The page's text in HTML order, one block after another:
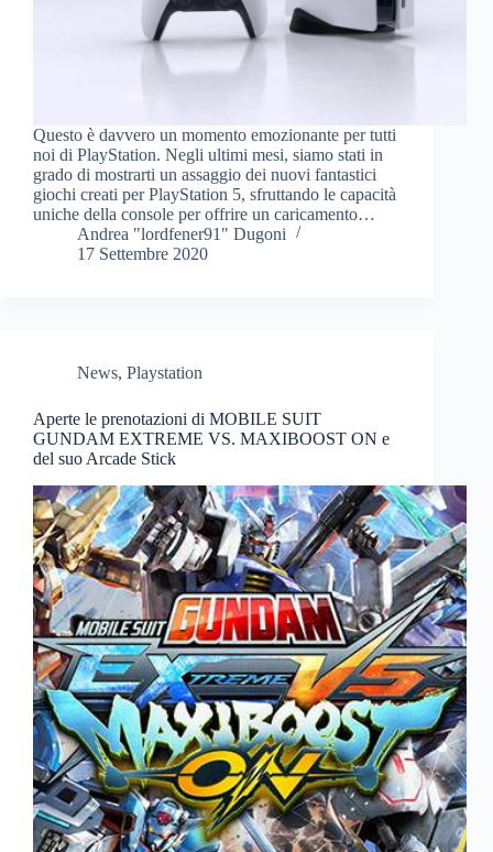
Questo è davvero un momento emozionante per tutti
noi di PlayStation. Negli ultimi mesi, siamo stati in
grado di mostrarti un assaggio dei nuovi fantastici
giochi creati per PlayStation 5, sfruttando le capacità
uniche della console per offrire un caricamento…
Andrea "lordfener91" Dugoni
17 Settembre 2020
News, Playstation
Aperte le prenotazioni di MOBILE SUIT
GUNDAM EXTREME VS. MAXIBOOST ON e
del suo Arcade Stick